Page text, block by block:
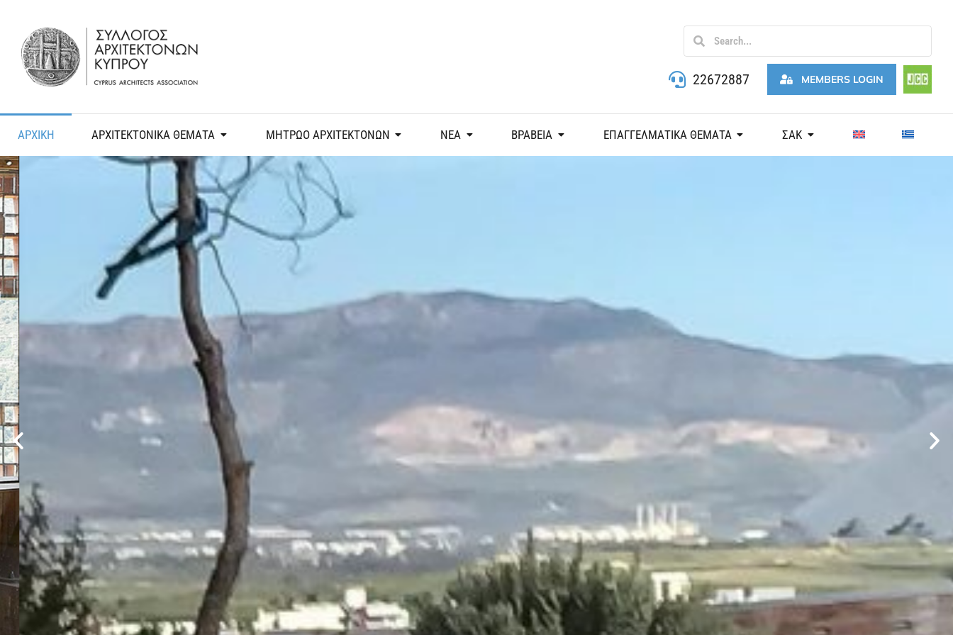
22672887 MEMBERS LOGIN
ΑΡΧΙΚΗ ΑΡΧΙΤΕΚΤΟΝΙΚΑ ΘΕΜΑΤΑ ΜΗΤΡΩΟ ΑΡΧΙΤΕΚΤΟΝΩΝ ΝΕΑ ΒΡΑΒΕΙΑ ΕΠΑΓΓΕΛΜΑΤΙΚΑ ΘΕΜΑΤΑ ΣΑΚ